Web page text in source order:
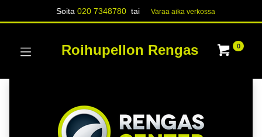
Soita020 7348780 tai Varaa aika verk​​​​ossa
Roihupellon Rengas 0